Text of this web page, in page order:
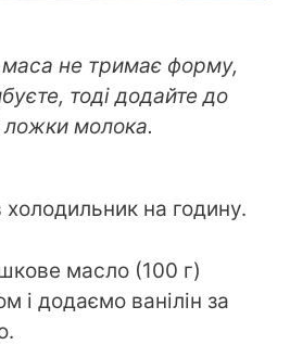
не тримає форму,
тоді додайте до
ложки молока.
на годину.
масло (100 г)
і додаємо ванілін за